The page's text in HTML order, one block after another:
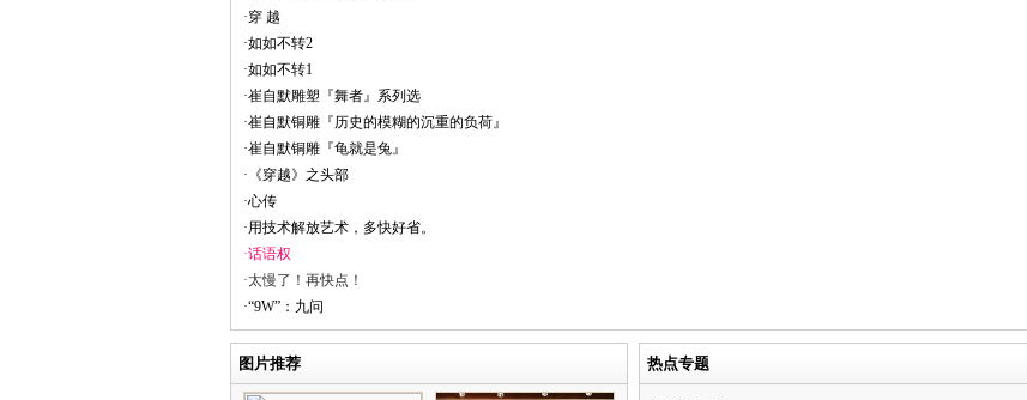
·穿 越
·如如不转2
·如如不转1
·崔自默雕塑『舞者』系列选
·崔自默铜雕『历史的模糊的沉重的负荷』
·崔自默铜雕『龟就是兔』
·《穿越》之头部
·心传
·用技术解放艺术，多快好省。
·话语权
·太慢了！再快点！
·“9W”：九问
图片推荐 热点专题